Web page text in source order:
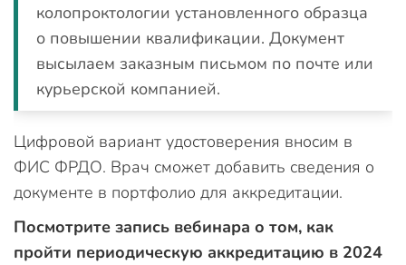
колопроктологии установленного образца
о повышении квалификации. Документ
высылаем заказным письмом по почте или
курьерской компанией.
Цифровой вариант удостоверения вносим в
ФИС ФРДО. Врач сможет добавить сведения о
документе в портфолио для аккредитации.
Посмотрите запись вебинара о том, как
пройти периодическую аккредитацию в 2024